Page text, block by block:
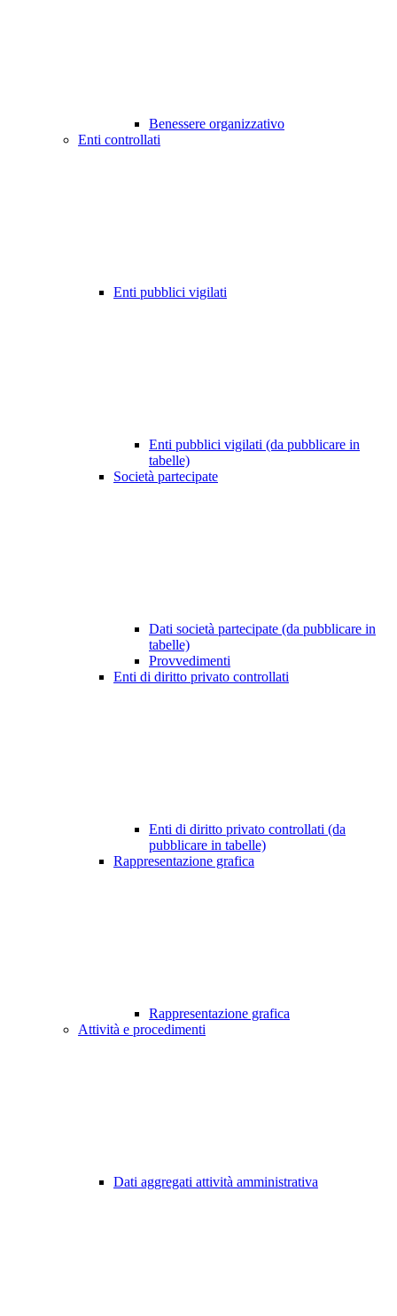
Benessere organizzativo
Enti controllati
Enti pubblici vigilati
Enti pubblici vigilati (da pubblicare in
tabelle)
Società partecipate
Dati società partecipate (da pubblicare in
tabelle)
Provvedimenti
Enti di diritto privato controllati
Enti di diritto privato controllati (da
pubblicare in tabelle)
Rappresentazione grafica
Rappresentazione grafica
Attività e procedimenti
Dati aggregati attività amministrativa